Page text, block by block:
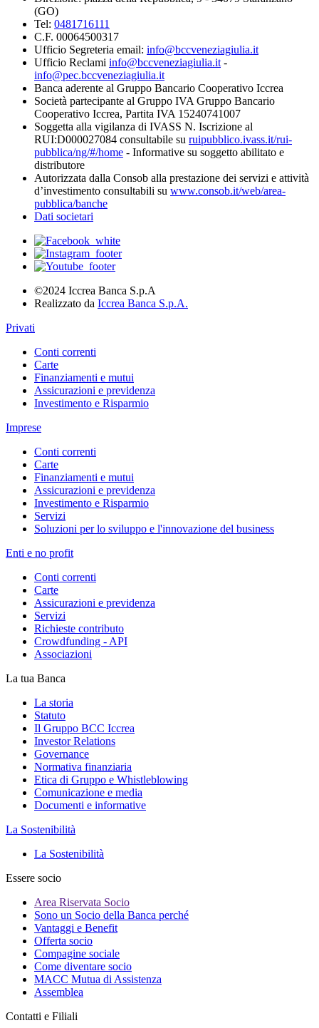
(GO)
Tel: 0481716111
C.F. 00064500317
Ufficio Segreteria email: info@bccveneziagiulia.it
Ufficio Reclami info@bccveneziagiulia.it -
info@pec.bccveneziagiulia.it
Banca aderente al Gruppo Bancario Cooperativo Iccrea
Società partecipante al Gruppo IVA Gruppo Bancario
Cooperativo Iccrea, Partita IVA 15240741007
Soggetta alla vigilanza di IVASS N. Iscrizione al
RUI:D000027084 consultabile su ruipubblico.ivass.it/rui-
pubblica/ng/#/home - Informative su soggetto abilitato e
distributore
Autorizzata dalla Consob alla prestazione dei servizi e attività
d’investimento consultabili su www.consob.it/web/area-
pubblica/banche
Dati societari
©2024 Iccrea Banca S.p.A
Realizzato da Iccrea Banca S.p.A.
Privati
Conti correnti
Carte
Finanziamenti e mutui
Assicurazioni e previdenza
Investimento e Risparmio
Imprese
Conti correnti
Carte
Finanziamenti e mutui
Assicurazioni e previdenza
Investimento e Risparmio
Servizi
Soluzioni per lo sviluppo e l'innovazione del business
Enti e no profit
Conti correnti
Carte
Assicurazioni e previdenza
Servizi
Richieste contributo
Crowdfunding - API
Associazioni
La tua Banca
La storia
Statuto
Il Gruppo BCC Iccrea
Investor Relations
Governance
Normativa finanziaria
Etica di Gruppo e Whistleblowing
Comunicazione e media
Documenti e informative
La Sostenibilità
La Sostenibilità
Essere socio
Area Riservata Socio
Sono un Socio della Banca perché
Vantaggi e Benefit
Offerta socio
Compagine sociale
Come diventare socio
MACC Mutua di Assistenza
Assemblea
Contatti e Filiali